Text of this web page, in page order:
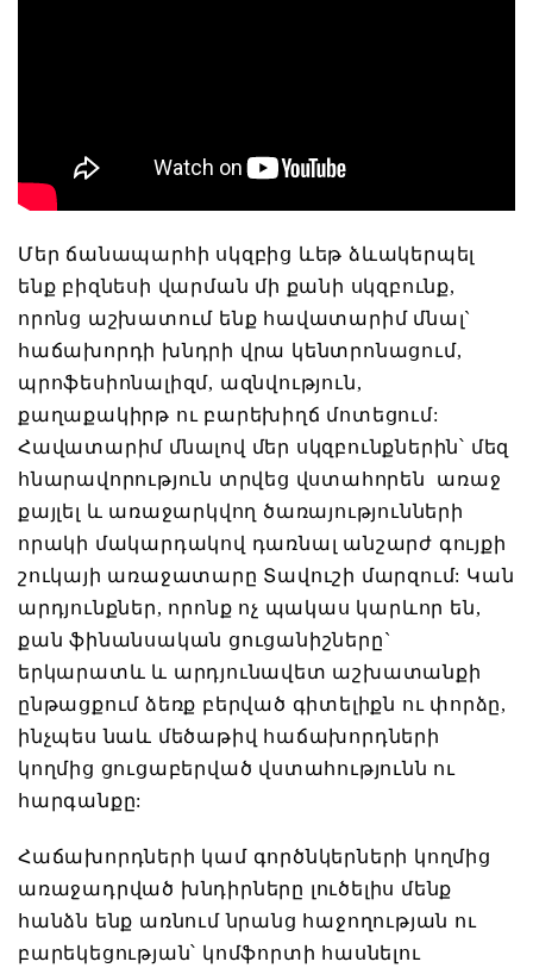
Մեր ճանապարհի սկզբից ևեթ ձևակերպել
ենք բիզնեսի վարման մի քանի սկզբունք,
որոնց աշխատում ենք հավատարիմ մնալ`
հաճախորդի խնդրի վրա կենտրոնացում,
պրոֆեսիոնալիզմ, ազնվություն,
քաղաքակիրթ ու բարեխիղճ մոտեցում:
Հավատարիմ մնալով մեր սկզբունքներին՝ մեզ
հնարավորություն տրվեց վստահորեն առաջ
քայլել և առաջարկվող ծառայությունների
որակի մակարդակով դառնալ անշարժ գույքի
շուկայի առաջատարը Տավուշի մարզում: Կան
արդյունքներ, որոնք ոչ պակաս կարևոր են,
քան ֆինանսական ցուցանիշները`
երկարատև և արդյունավետ աշխատանքի
ընթացքում ձեռք բերված գիտելիքն ու փորձը,
ինչպես նաև մեծաթիվ հաճախորդների
կողմից ցուցաբերված վստահությունն ու
հարգանքը:
Հաճախորդների կամ գործնկերների կողմից
առաջադրված խնդիրները լուծելիս մենք
հանձն ենք առնում նրանց հաջողության ու
բարեկեցության՝ կոմֆորտի հասնելու